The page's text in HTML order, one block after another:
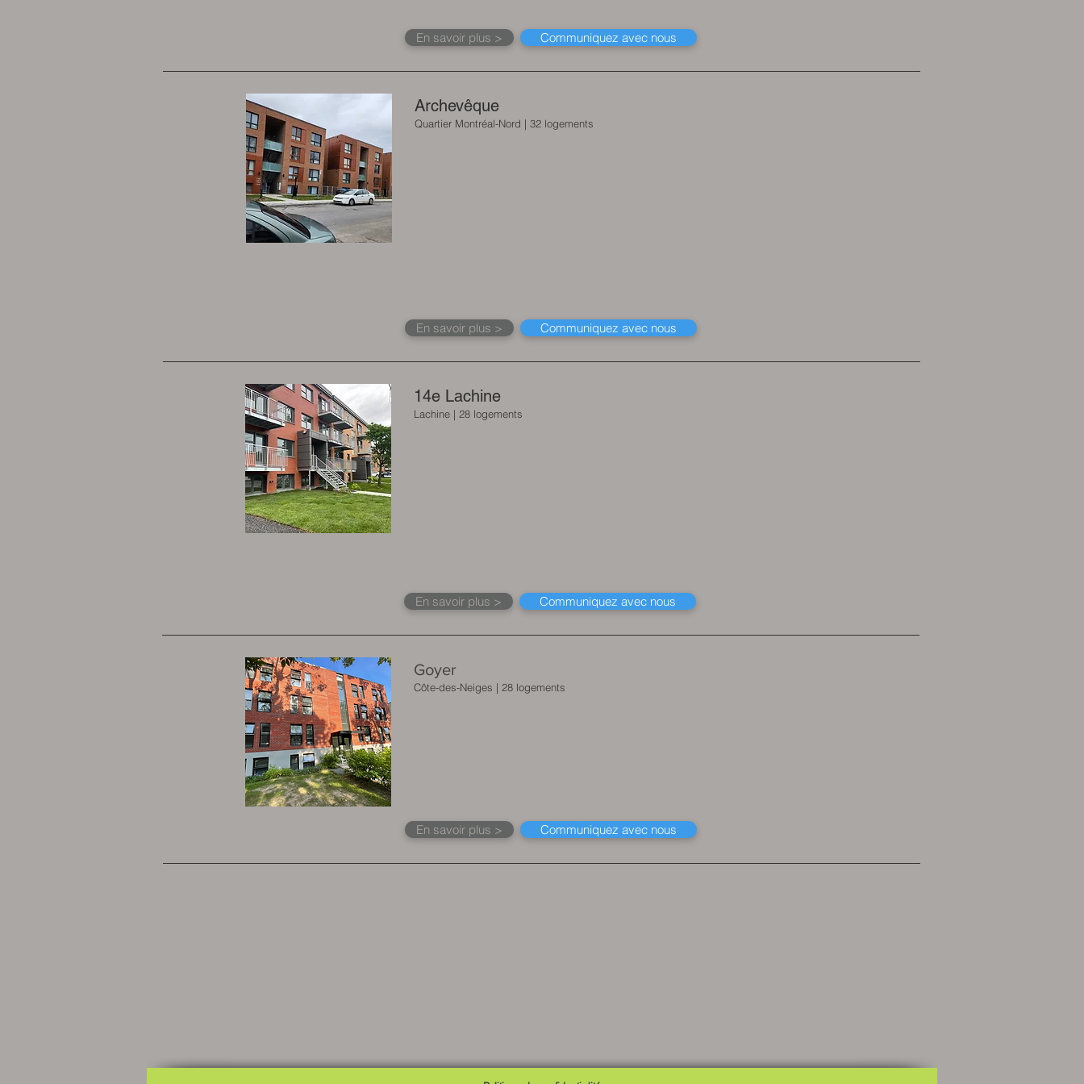
En savoir plus > Communiquez avec nous
Archevêque
Quartier Montréal-Nord | 32 logements
En savoir plus > Communiquez avec nous
14e Lachine
Lachine | 28 logements
En savoir plus > Communiquez avec nous
Goyer
Côte-des-Neiges | 28 logements
En savoir plus > Communiquez avec nous